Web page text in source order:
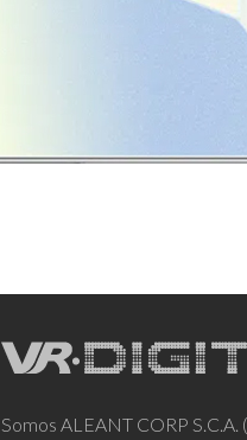
Somos ALEANT CORP